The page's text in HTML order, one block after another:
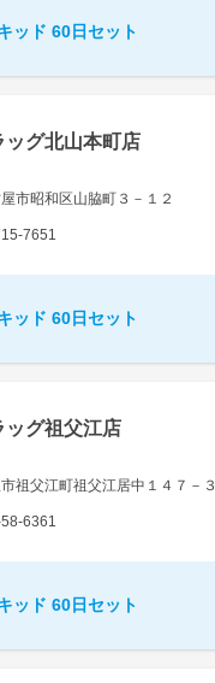
ッド 60日セット
ッグ北山本町店
市昭和区山脇町３－１２
7651
ッド 60日セット
ッグ祖父江店
祖父江町祖父江居中１４７－３
6361
ッド 60日セット